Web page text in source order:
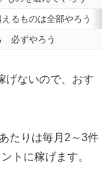
るものは全部やろう
必ずやろう
げないので、おす
たりは毎月2～3件
トに稼げます。